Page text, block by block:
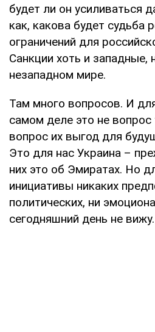
будет ли он усиливаться
как, какова будет судьба
ограничений для
Санкции хоть и западные,
незападном мире.
Там много вопросов. И
самом деле это не вопрос
вопрос их выгод для
Это для нас Украина –
них это об Эмиратах. Но
инициативы никаких
политических, ни
сегодняшний день не вижу.